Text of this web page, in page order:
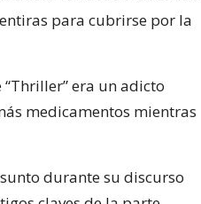
para cubrirse por la
era un adicto
medicamentos mientras
durante su discurso